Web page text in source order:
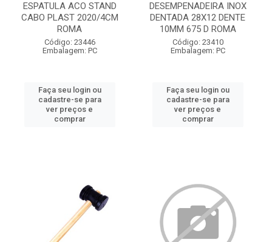
ESPATULA ACO STAND
CABO PLAST 2020/4CM
ROMA
Código: 23446
Embalagem: PC
Faça seu login ou
cadastre-se para
ver preços e
comprar
DESEMPENADEIRA INOX
DENTADA 28X12 DENTE
10MM 675 D ROMA
Código: 23410
Embalagem: PC
Faça seu login ou
cadastre-se para
ver preços e
comprar